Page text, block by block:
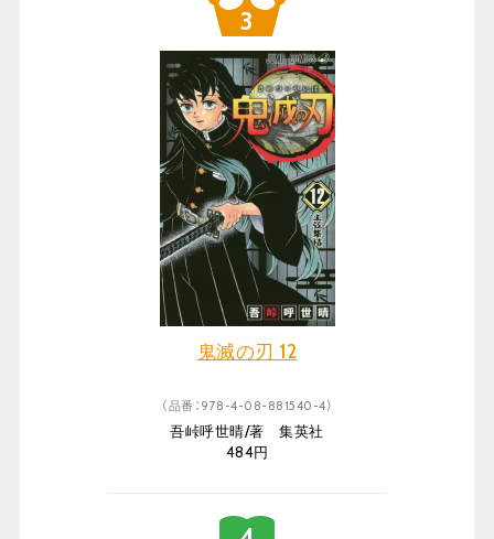
鬼滅の刃 12
（品番：978-4-08-881540-4）
吾峠呼世晴/著 集英社
484円